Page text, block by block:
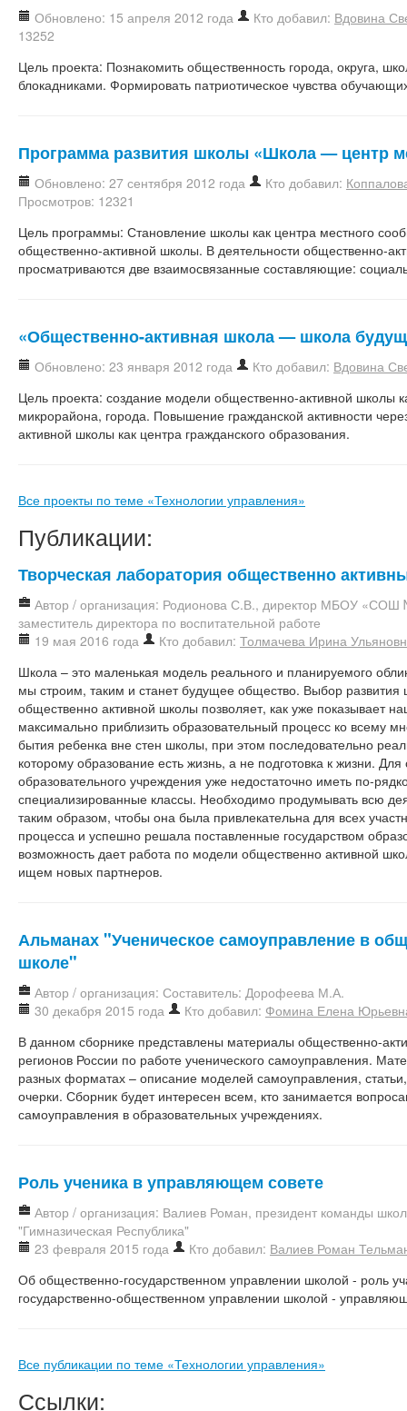
Обновлено: 15 апреля 2012 года Кто добавил: Вдовина
13252
Цель проекта: Познакомить общественность города, округа,
блокадниками. Формировать патриотическое чувства
Программа развития школы «Школа — центр
Обновлено: 27 сентября 2012 года Кто добавил:
Просмотров: 12321
Цель программы: Становление школы как центра местного
общественно-активной школы. В деятельности общественно-
просматриваются две взаимосвязанные составляющие:
«Общественно-активная школа — школа
Обновлено: 23 января 2012 года Кто добавил: Вдовина
Цель проекта: создание модели общественно-активной школы
микрорайона, города. Повышение гражданской активности
активной школы как центра гражданского образования.
Все проекты по теме «Технологии управления»
Публикации:
Творческая лаборатория общественно
Автор / организация: Родионова С.В., директор МБОУ
заместитель директора по воспитательной работе
19 мая 2016 года
Кто добавил: Толмачева Ирина
Школа – это маленькая модель реального и планируемого
мы строим, таким и станет будущее общество. Выбор
общественно активной школы позволяет, как уже показывает
максимально приблизить образовательный процесс ко всему
бытия ребенка вне стен школы, при этом последовательно
которому образование есть жизнь, а не подготовка к жизни.
образовательного учреждения уже недостаточно иметь по-
специализированные классы. Необходимо продумывать всю
таким образом, чтобы она была привлекательна для всех
процесса и успешно решала поставленные государством
возможность дает работа по модели общественно активной
ищем новых партнеров.
Альманах "Ученическое самоуправление в
школе"
Автор / организация: Составитель: Дорофеева М.А.
30 декабря 2015 года
Кто добавил: Фомина Елена
В данном сборнике представлены материалы общественно-
регионов России по работе ученического самоуправления.
разных форматах – описание моделей самоуправления,
очерки. Сборник будет интересен всем, кто занимается
самоуправления в образовательных учреждениях.
Роль ученика в управляющем совете
Автор / организация: Валиев Роман, президент команды
"Гимназическая Республика"
23 февраля 2015 года
Кто добавил: Валиев Роман
Об общественно-государственном управлении школой - роль
государственно-общественном управлении школой -
Все публикации по теме «Технологии управления»
Ссылки: